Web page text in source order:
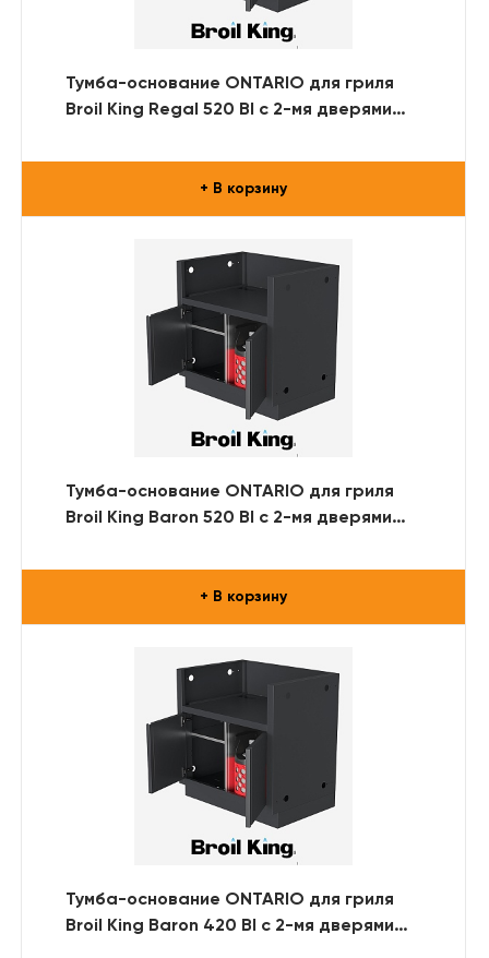
Тумба-основание ONTARIO для гриля
Broil King Regal 520 BI с 2-мя дверями
+ В корзину
Тумба-основание ONTARIO для гриля
Broil King Baron 520 BI с 2-мя дверями
+ В корзину
Тумба-основание ONTARIO для гриля
Broil King Baron 420 BI с 2-мя дверями